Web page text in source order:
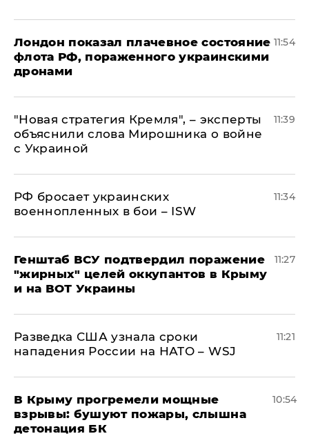
Лондон показал плачевное состояние
флота РФ, пораженного украинскими
дронами
11:54
"Новая стратегия Кремля", – эксперты
объяснили слова Мирошника о войне
с Украиной
11:39
РФ бросает украинских
военнопленных в бои – ISW
11:34
Генштаб ВСУ подтвердил поражение
"жирных" целей оккупантов в Крыму
и на ВОТ Украины
11:27
Разведка США узнала сроки
нападения России на НАТО – WSJ
11:21
В Крыму прогремели мощные
взрывы: бушуют пожары, слышна
детонация БК
10:54